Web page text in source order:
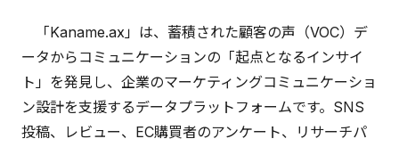
「Kaname.ax」は、蓄積された顧客の声（VOC）デ
ータからコミュニケーションの「起点となるインサイ
ト」を発見し、企業のマーケティングコミュニケーショ
ン設計を支援するデータプラットフォームです。SNS
投稿、レビュー、EC購買者のアンケート、リサーチパ